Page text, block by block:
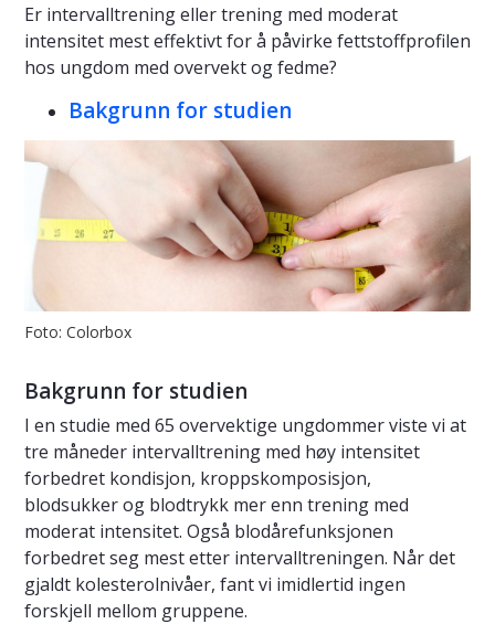
Er intervalltrening eller trening med moderat
intensitet mest effektivt for å påvirke fettstoffprofilen
hos ungdom med overvekt og fedme?
Bakgrunn for studien
Foto: Colorbox
Bakgrunn for studien
I en studie med 65 overvektige ungdommer viste vi at
tre måneder intervalltrening med høy intensitet
forbedret kondisjon, kroppskomposisjon,
blodsukker og blodtrykk mer enn trening med
moderat intensitet. Også blodårefunksjonen
forbedret seg mest etter intervalltreningen. Når det
gjaldt kolesterolnivåer, fant vi imidlertid ingen
forskjell mellom gruppene.